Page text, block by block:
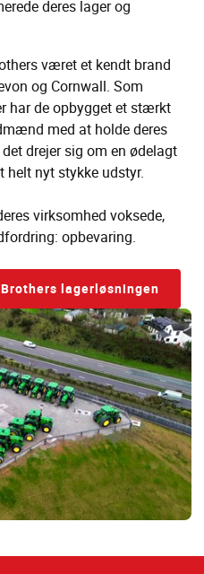
deres lager og
været et kendt brand
og Cornwall. Som
har de opbygget et stærkt
med at holde deres
drejer sig om en ødelagt
helt nyt stykke udstyr.
virksomhed voksede,
opbevaring.
lagerløsningen